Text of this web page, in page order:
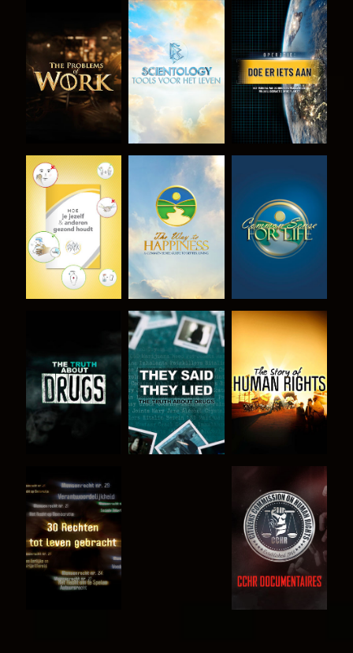
VERKEN DE
SERIE
VERKEN DE
SERIE
KIJK
KIJK KIJK KIJK
KIJK KIJK KIJK
KIJK KIJK